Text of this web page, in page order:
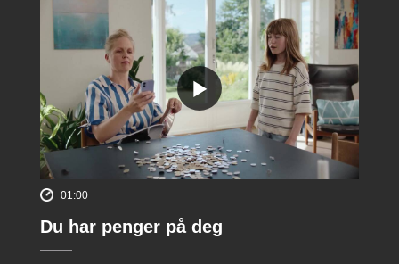
01:00
Du har penger på deg